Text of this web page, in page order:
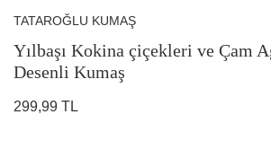
TATAROĞLU KUMAŞ
Yılbaşı Kokina çiçekleri ve Çam
Desenli Kumaş
299,99 TL